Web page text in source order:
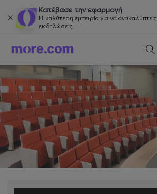
Κατέβασε την εφαρμογή
Η καλύτερη εμπειρία για να ανακαλύπτεις
εκδηλώσεις.